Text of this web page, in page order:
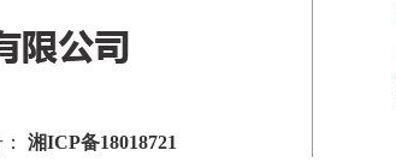
湘ICP备18018721